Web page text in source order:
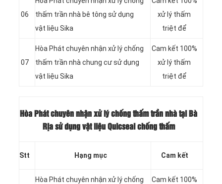
06
thấm trần nhà bê tông sử dụng
vật liệu Sika
xử lý thấm
triệt để
07
Hòa Phát chuyên nhận xử lý chống
thấm trần nhà chung cư sử dụng
vật liệu Sika
Cam kết 100%
xử lý thấm
triệt để
Hòa Phát chuyên nhận xử lý chống thấm trần nhà tại Bà
Rịa sử dụng vật liệu Quicseal chống thấm
Stt Hạng mục Cam kết
Hòa Phát chuyên nhận xử lý chống Cam kết 100%